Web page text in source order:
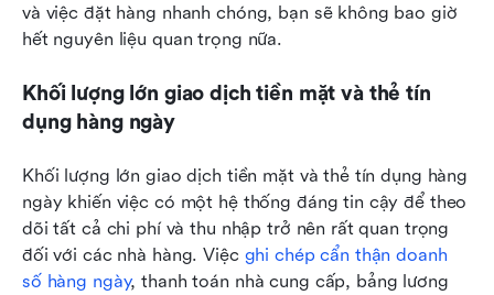
và việc đặt hàng nhanh chóng, bạn sẽ không bao giờ
hết nguyên liệu quan trọng nữa.
Khối lượng lớn giao dịch tiền mặt và thẻ tín
dụng hàng ngày
Khối lượng lớn giao dịch tiền mặt và thẻ tín dụng hàng
ngày khiến việc có một hệ thống đáng tin cậy để theo
dõi tất cả chi phí và thu nhập trở nên rất quan trọng
đối với các nhà hàng. Việc ghi chép cẩn thận doanh
số hàng ngày, thanh toán nhà cung cấp, bảng lương